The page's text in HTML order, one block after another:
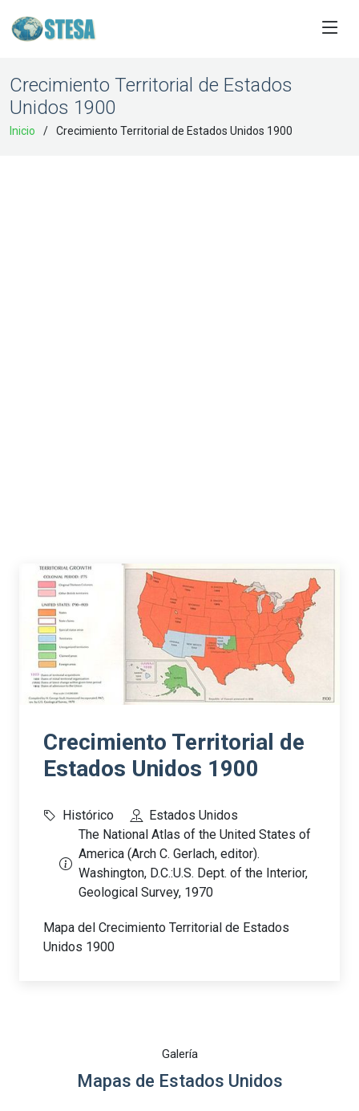
Crecimiento Territorial de Estados
Unidos 1900
Inicio Crecimiento Territorial de Estados Unidos 1900
Crecimiento Territorial de
Estados Unidos 1900
Histórico
Estados Unidos
The National Atlas of the United States of
America (Arch C. Gerlach, editor).
Washington, D.C.:U.S. Dept. of the Interior,
Geological Survey, 1970
Mapa del Crecimiento Territorial de Estados
Unidos 1900
Galería
Mapas de Estados Unidos